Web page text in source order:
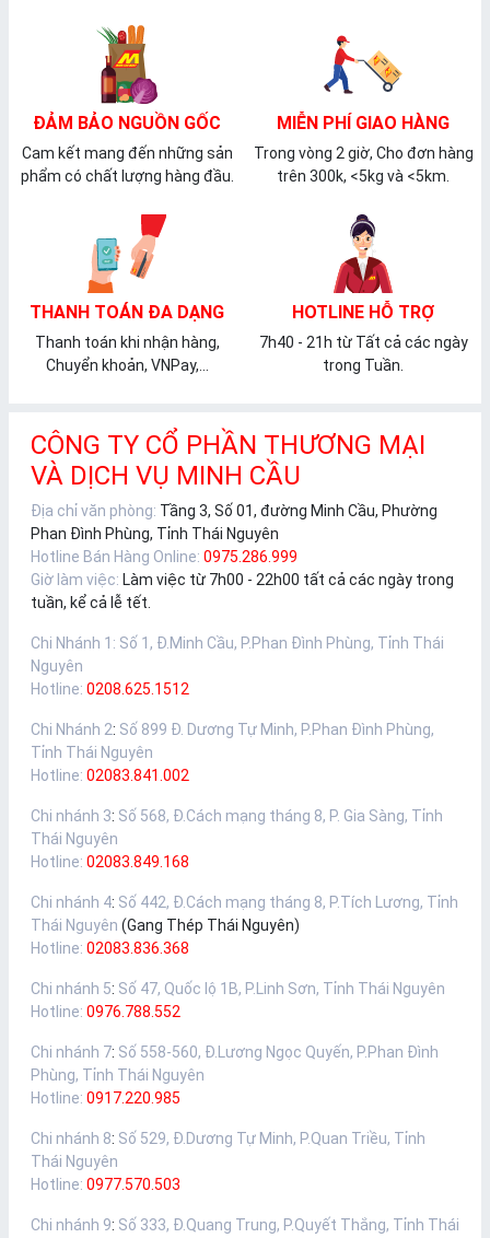
ĐẢM BẢO NGUỒN GỐC
Cam kết mang đến những sản
phẩm có chất lượng hàng đầu.
MIỄN PHÍ GIAO HÀNG
Trong vòng 2 giờ, Cho đơn hàng
trên 300k, <5kg và <5km.
THANH TOÁN ĐA DẠNG
Thanh toán khi nhận hàng,
Chuyển khoản, VNPay,...
HOTLINE HỖ TRỢ
7h40 - 21h từ Tất cả các ngày
trong Tuần.
CÔNG TY CỔ PHẦN THƯƠNG MẠI
VÀ DỊCH VỤ MINH CẦU
Địa chỉ văn phòng: Tầng 3, Số 01, đường Minh Cầu, Phường
Phan Đình Phùng, Tỉnh Thái Nguyên
Hotline Bán Hàng Online: 0975.286.999
Giờ làm việc: Làm việc từ 7h00 - 22h00 tất cả các ngày trong
tuần, kể cả lễ tết.
Chi Nhánh 1 : Số 1, Đ.Minh Cầu, P.Phan Đình Phùng, Tỉnh Thái
Nguyên
Hotline: 0208.625.1512
Chi Nhánh 2: Số 899 Đ. Dương Tự Minh, P.Phan Đình Phùng,
Tỉnh Thái Nguyên
Hotline: 02083.841.002
Chi nhánh 3: Số 568, Đ.Cách mạng tháng 8, P. Gia Sàng, Tỉnh
Thái Nguyên
Hotline: 02083.849.168
Chi nhánh 4: Số 442, Đ.Cách mạng tháng 8, P.Tích Lương, Tỉnh
Thái Nguyên (Gang Thép Thái Nguyên)
Hotline: 02083.836.368
Chi nhánh 5: Số 47, Quốc lộ 1B, P.Linh Sơn, Tỉnh Thái Nguyên
Hotline: 0976.788.552
Chi nhánh 7: Số 558-560, Đ.Lương Ngọc Quyến, P.Phan Đình
Phùng, Tỉnh Thái Nguyên
Hotline: 0917.220.985
Chi nhánh 8: Số 529, Đ.Dương Tự Minh, P.Quan Triều, Tỉnh
Thái Nguyên
Hotline: 0977.570.503
Chi nhánh 9: Số 333, Đ.Quang Trung, P.Quyết Thắng, Tỉnh Thái